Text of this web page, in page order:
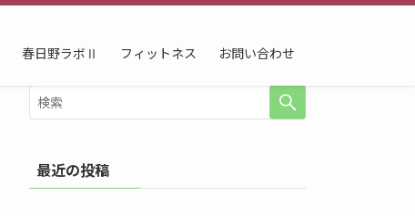
春日野ラボⅡ フィットネス お問い合わせ
最近の投稿